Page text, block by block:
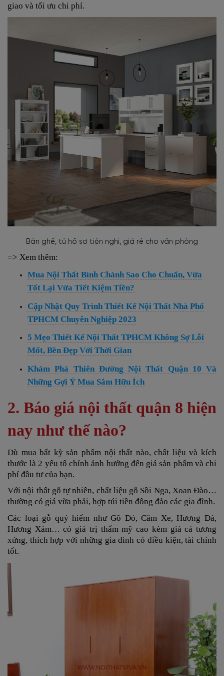
giao và tối ưu chi phí.
Bàn ghế, tủ hồ sơ tiện nghi, giá rẻ cho văn phòng
=> Xem thêm:
Mua Nội Thất Bình Chánh Sao Cho Chuẩn, Vừa
Tốt Lại Vừa Tiết Kiệm Tiền?
Cập Nhật Quy Trình Thiết Kế Nội Thất Nhà Phố
TPHCM Chuyên Nghiệp 2023
5 Mẹo Thiết Kế Nội Thất TPHCM Không Sợ Lỗi
Mốt, Bền Đẹp Với Thời Gian
Khám Phá Thiên Đường Nội Thất Quận 10 Và
Những Gợi Ý Mua Sắm Hữu Ích
2. Báo giá nội thất quận 8 hiện
nay như thế nào?
Dù mua bất kỳ sản phẩm nội thất nào, chất liệu và kích
thước là 2 yếu tố chính ảnh hưởng đến giá sản phẩm và chi
phí đầu tư của bạn.
Với nội thất gỗ tự nhiên, chất liệu gỗ Sồi Nga, Xoan Đào…
thường có giá vừa phải, hợp túi tiền đông đảo các gia đình.
Các loại gỗ quý hiếm như Gõ Đỏ, Căm Xe, Hương Đá,
Hương Xám… có giá trị thẩm mỹ cao kèm giá cả tương
xứng, thích hợp với những gia đình có điều kiện, tài chính
tốt.